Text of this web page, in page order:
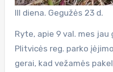
III diena. Gegužės 23 d.
Ryte, apie 9 val. mes jau
Plitvicės reg. parko
gerai, kad vežamės